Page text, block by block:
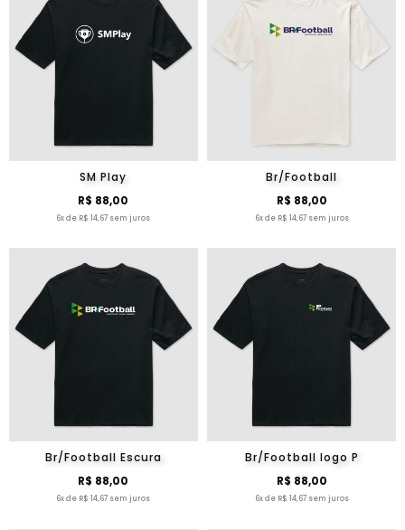
SM Play
R$ 88,00
6x de R$ 14,67 sem juros
Br/Football
R$ 88,00
6x de R$ 14,67 sem juros
Br/Football Escura
R$ 88,00
6x de R$ 14,67 sem juros
Br/Football logo P
R$ 88,00
6x de R$ 14,67 sem juros